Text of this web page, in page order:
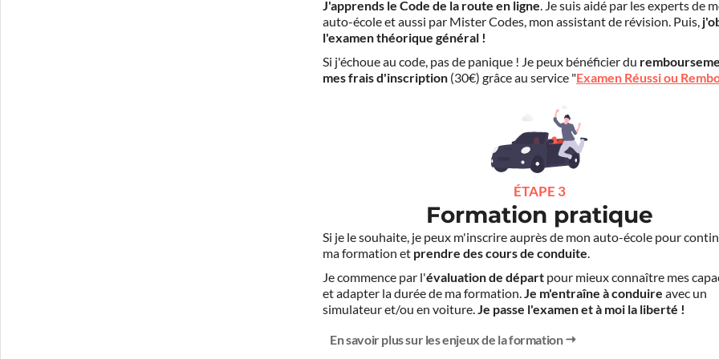
J'apprends le Code de la route en ligne. Je suis aidé par les experts de
auto-école et aussi par Mister Codes, mon assistant de révision. Puis,
l'examen théorique général !
Si j'échoue au code, pas de panique ! Je peux bénéficier du
mes frais d'inscription (30€) grâce au service "Examen Réussi ou
ÉTAPE 3
Formation pratique
Si je le souhaite, je peux m'inscrire auprès de mon auto-école pour
ma formation et prendre des cours de conduite.
Je commence par l'évaluation de départ pour mieux connaître mes
et adapter la durée de ma formation. Je m'entraîne à conduire avec un
simulateur et/ou en voiture. Je passe l'examen et à moi la liberté !
En savoir plus sur les enjeux de la formation